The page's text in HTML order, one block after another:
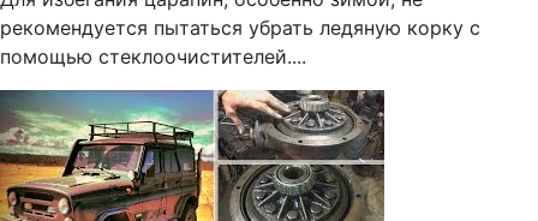
рекомендуется пытаться убрать ледяную корку с
помощью стеклоочистителей....